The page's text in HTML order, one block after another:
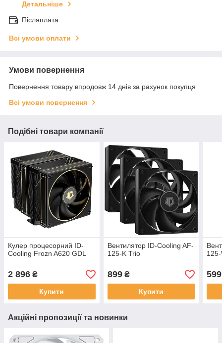
Детальніше
Післяплата
Всі умови оплати
Умови повернення
Повернення товару впродовж 14 днів за рахунок покупця
Всі умови повернення
Подібні товари компанії
Кулер процесорний ID-
Cooling Frozn A620 GDL
2 896 ₴
Купити
Вентилятор ID-Cooling AF-
125-K Trio
899₴
Купити
599
Акційні пропозиції та новинки